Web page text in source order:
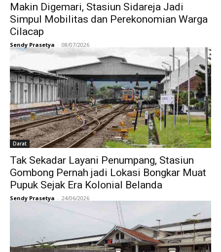
Makin Digemari, Stasiun Sidareja Jadi
Simpul Mobilitas dan Perekonomian Warga
Cilacap
Sendy Prasetya - 08/07/2026
Darat
Tak Sekadar Layani Penumpang, Stasiun
Gombong Pernah jadi Lokasi Bongkar Muat
Pupuk Sejak Era Kolonial Belanda
Sendy Prasetya - 24/06/2026